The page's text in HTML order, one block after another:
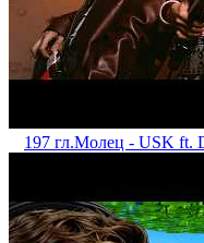
197 гл.Mолец - USK ft.